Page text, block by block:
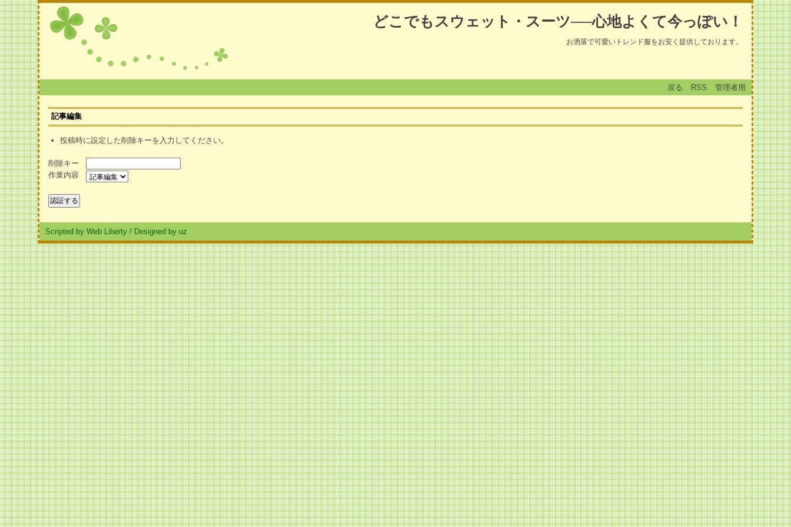
どこでもスウェット・スーツ──心地よくて今っぽい！
お洒落で可愛いトレンド服をお安く提供しております。
戻る RSS 管理者用
記事編集
投稿時に設定した削除キーを入力してください。
削除キー
作業内容
Scripted by Web Liberty / Designed by uz